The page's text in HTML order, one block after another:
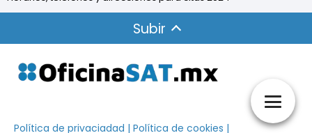
Subir
Política de privaciadad | Política de cookies |